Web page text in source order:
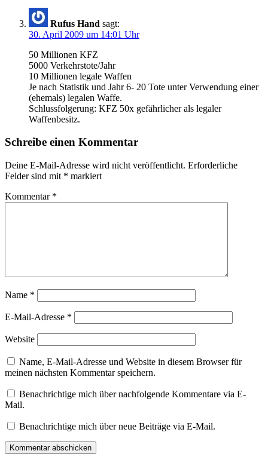
Rufus Hand sagt:
30. April 2009 um 14:01 Uhr
50 Millionen KFZ
5000 Verkehrstote/Jahr
10 Millionen legale Waffen
Je nach Statistik und Jahr 6- 20 Tote unter Verwendung einer
(ehemals) legalen Waffe.
Schlussfolgerung: KFZ 50x gefährlicher als legaler
Waffenbesitz.
Schreibe einen Kommentar
Deine E-Mail-Adresse wird nicht veröffentlicht. Erforderliche
Felder sind mit * markiert
Kommentar *
Name *
E-Mail-Adresse *
Website
Name, E-Mail-Adresse und Website in diesem Browser für
meinen nächsten Kommentar speichern.
Benachrichtige mich über nachfolgende Kommentare via E-
Mail.
Benachrichtige mich über neue Beiträge via E-Mail.